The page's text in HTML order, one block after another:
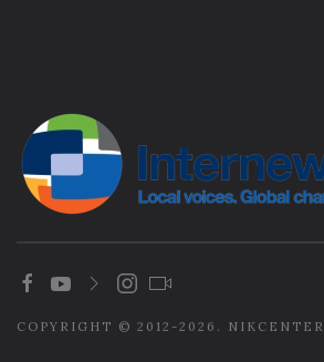
COPYRIGHT © 2012-2026. NIKCENTER